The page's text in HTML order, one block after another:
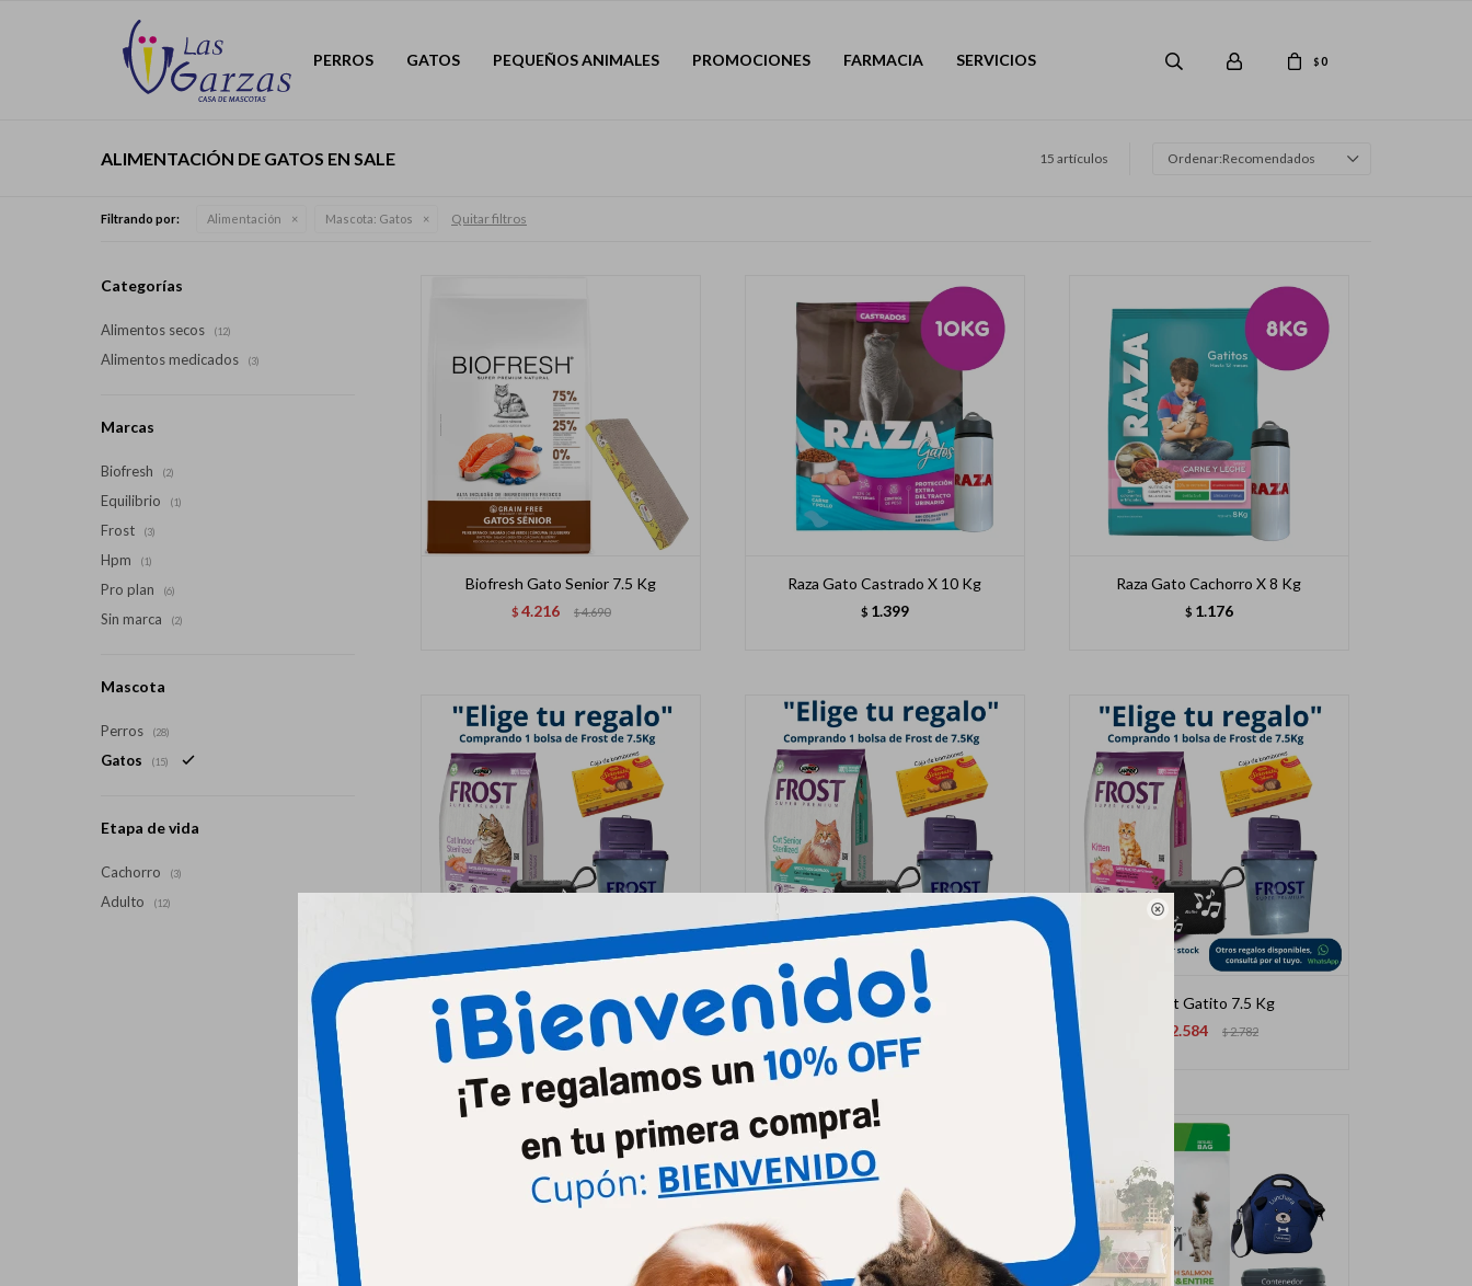

PERROS GATOS PEQUEÑOS ANIMALES PROMOCIONES FARMACIA SERVICIOS $0
ALIMENTACIÓN DE GATOS EN SALE 15 artículos Recomendados
Filtrando por: Alimentación Mascota: Gatos Quitar filtros
Biofresh Gato Senior 7.5 Kg
$ 4.216 $4.690
Raza Gato Castrado X 10 Kg
$ 1.399
Raza Gato Cachorro X 8 Kg
$ 1.176
Frost Cat Indoor 7.5 +1kg
$ 2.301 $2.477
Frost Gato Senior 7.5kg Frost Gatito 7.5 Kg
2.584 $2.782
Categorías
Alimentos secos (12)
Alimentos medicados (3)
Marcas
Biofresh (2)
Equilibrio (1)
Frost (3)
Hpm (1)
Pro plan (6)
Sin marca (2)
Mascota
Perros (28)
Gatos (15)
Etapa de vida
Cachorro (3)
Adulto (12)